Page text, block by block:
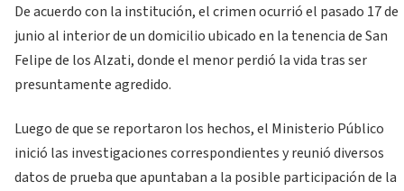
De acuerdo con la institución, el crimen ocurrió el pasado 17 de
junio al interior de un domicilio ubicado en la tenencia de San
Felipe de los Alzati, donde el menor perdió la vida tras ser
presuntamente agredido.
Luego de que se reportaron los hechos, el Ministerio Público
inició las investigaciones correspondientes y reunió diversos
datos de prueba que apuntaban a la posible participación de la